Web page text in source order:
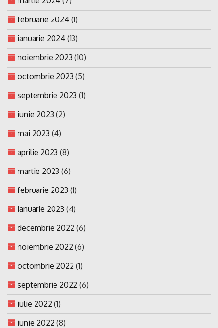
februarie 2024 (1)
ianuarie 2024 (13)
noiembrie 2023 (10)
octombrie 2023 (5)
septembrie 2023 (1)
iunie 2023 (2)
mai 2023 (4)
aprilie 2023 (8)
martie 2023 (6)
februarie 2023 (1)
ianuarie 2023 (4)
decembrie 2022 (6)
noiembrie 2022 (6)
octombrie 2022 (1)
septembrie 2022 (6)
iulie 2022 (1)
iunie 2022 (8)